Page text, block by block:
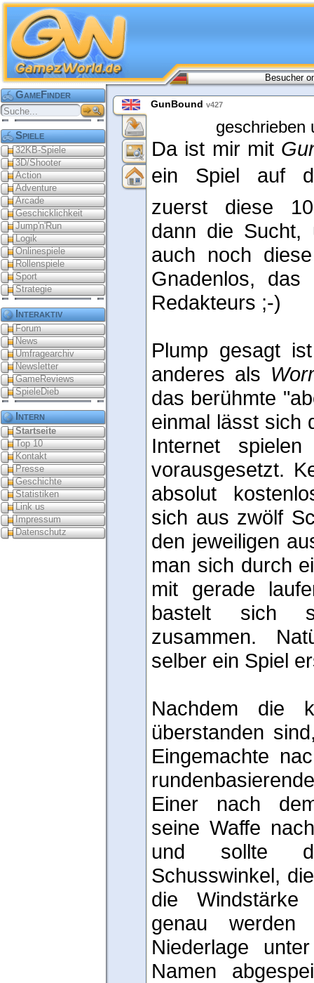
Besucher
GameFinder
Spiele
32KB-Spiele
3D/Shooter
Action
Adventure
Arcade
Geschicklichkeit
Jump'n'Run
Logik
Onlinespiele
Rollenspiele
Sport
Strategie
Interaktiv
Forum
News
Umfragearchiv
Newsletter
GameReviews
SpieleDieb
Intern
Startseite
Top 10
Kontakt
Presse
Geschichte
Statistiken
Link us
Impressum
Datenschutz
GunBound v427
Da ist mir mit
ein Spiel auf
zuerst diese
dann die Sucht,
auch noch
Gnadenlos,
Redakteurs ;-)
Plump gesagt
anderes als
das berühmte
einmal lässt sich
Internet
vorausgesetzt.
absolut
sich aus zwölf
den jeweiligen
man sich durch
mit gerade
bastelt sich
zusammen.
selber ein Spiel
Nachdem die
überstanden
Eingemachte
Einer nach
seine Waffe
und sollte
Schusswinkel,
die Windstärke
genau
Niederlage
Namen